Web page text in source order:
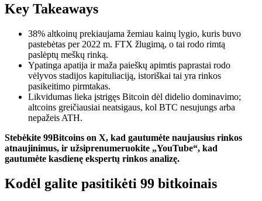
Key Takeaways
38% altkoinų prekiaujama žemiau kainų lygio, kuris buvo
pastebėtas per 2022 m. FTX žlugimą, o tai rodo rimtą
paslėptų meškų rinką.
Ypatinga apatija ir maža paieškų apimtis paprastai rodo
vėlyvos stadijos kapituliaciją, istoriškai tai yra rinkos
pasikeitimo pirmtakas.
Likvidumas lieka įstrigęs Bitcoin dėl didelio dominavimo;
altcoins greičiausiai neatsigaus, kol BTC nesujungs arba
nepažeis ATH.
Stebėkite 99Bitcoins on X, kad gautumėte naujausius rinkos
atnaujinimus, ir užsiprenumeruokite „YouTube“, kad
gautumėte kasdienę ekspertų rinkos analizę.
Kodėl galite pasitikėti 99 bitkoinais